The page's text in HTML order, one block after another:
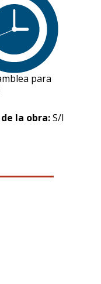
para
la obra:S/I